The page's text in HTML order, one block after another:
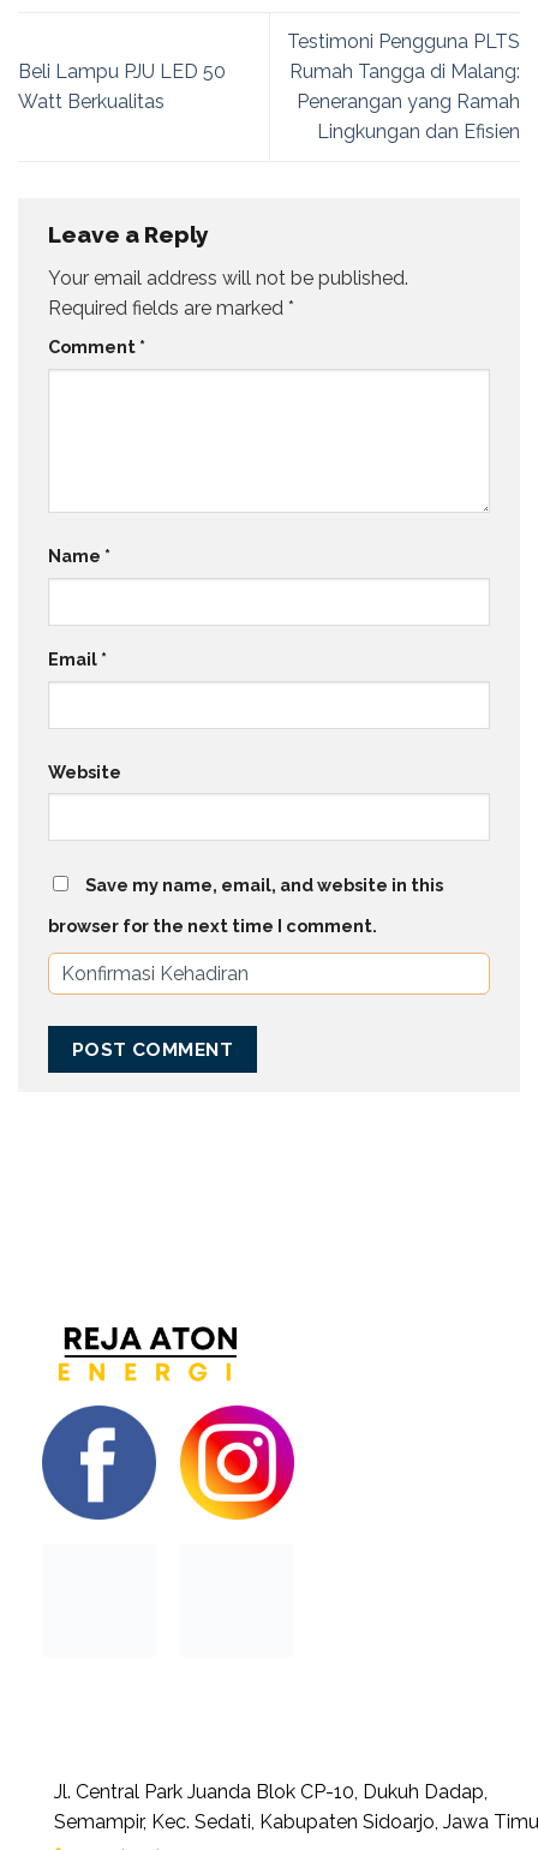
Beli Lampu PJU LED 50
Watt Berkualitas
Testimoni Pengguna PLTS
Rumah Tangga di Malang:
Penerangan yang Ramah
Lingkungan dan Efisien
Leave a Reply
Your email address will not be published.
Required fields are marked *
Comment *
Name *
Email *
Website
Save my name, email, and website in this
browser for the next time I comment.
Jl. Central Park Juanda Blok CP-10, Dukuh Dadap,
Semampir, Kec. Sedati, Kabupaten Sidoarjo, Jawa